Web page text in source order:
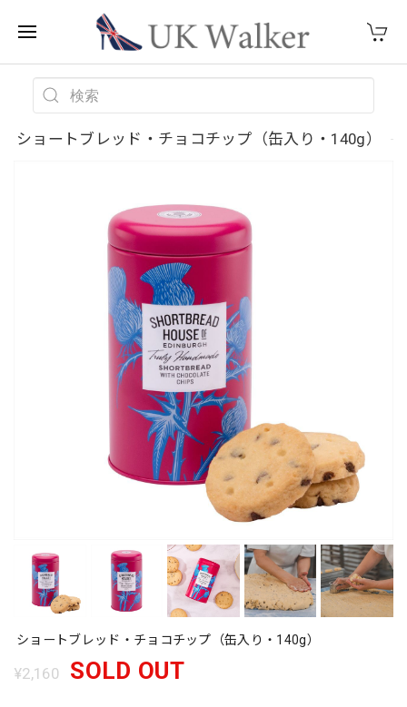
ショートブレッド・チョコチップ（缶入り・140g）
ショートブレッド・チョコチップ（缶入り・140g）
¥2,160 SOLD OUT